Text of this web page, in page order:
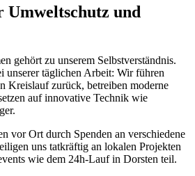
Umweltschutz und
gehört zu unserem Selbstverständnis.
unserer täglichen Arbeit: Wir führen
Kreislauf zurück, betreiben moderne
auf innovative Technik wie
vor Ort durch Spenden an verschiedene
uns tatkräftig an lokalen Projekten
wie dem 24h-Lauf in Dorsten teil.